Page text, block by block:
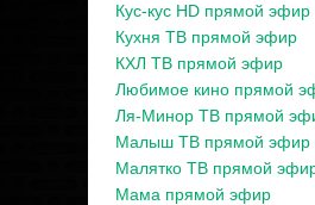
Кус-кус HD прямой эфир
Кухня ТВ прямой эфир
КХЛ ТВ прямой эфир
Любимое кино прямой
Ля-Минор ТВ прямой
Малыш ТВ прямой эфир
Малятко ТВ прямой
Мама прямой эфир